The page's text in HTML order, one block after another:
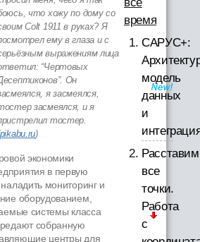
что хожу по дому со
Colt 1911 в руках? Я
ему в глаза и с
выражениям лица
“Чертовых
Он
я засмеялся,
засмеялся, и я
тостер.
pikabu.ru)
экономики
в первую
мониторинг и
оборудованием,
системы класса
собранную
центры для
время
САРУС+:
модель
данных
и
Расставим
все
точки.
Работа
с